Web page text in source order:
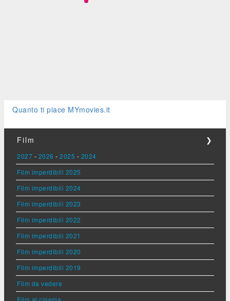
Quanto ti piace MYmovies.it
Film ❯
2027 - 2026 - 2025 - 2024
Film imperdibili 2025
Film imperdibili 2024
Film imperdibili 2023
Film imperdibili 2022
Film imperdibili 2021
Film imperdibili 2020
Film imperdibili 2019
Film da vedere
Film al cinema